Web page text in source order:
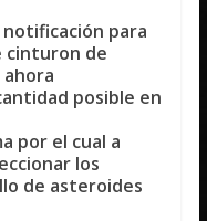
para
cinturon de
posible en
por el cual a
los
de asteroides